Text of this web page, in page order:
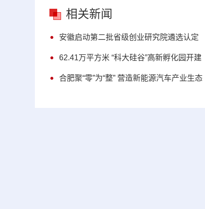
相关新闻
安徽启动第二批省级创业研究院遴选认定
62.41万平方米 “科大硅谷”高新孵化园开建
合肥聚“零”为“整” 营造新能源汽车产业生态